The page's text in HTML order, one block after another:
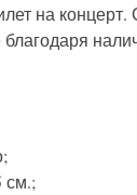
на
благодаря
см.;